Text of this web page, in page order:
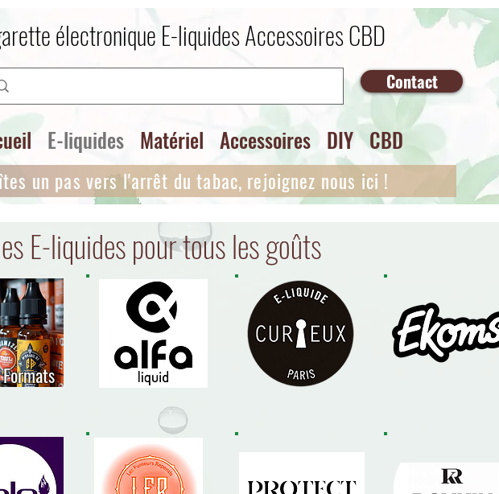
E-liquides Matériel Accessoires DIY CBD
Contact
électronique E-liquides Accessoires CBD
un pas vers l'arrêt du tabac, rejoignez nous ici !
E-liquides pour tous les goûts